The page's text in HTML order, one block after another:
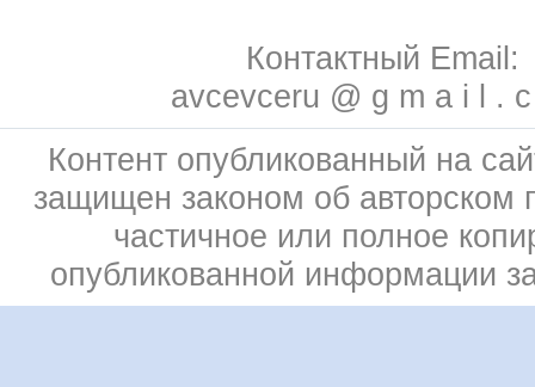
Контактный Email:
avcevceru @ g m a i l .
Контент опубликованный на
защищен законом об авторском
частичное или полное
опубликованной информации